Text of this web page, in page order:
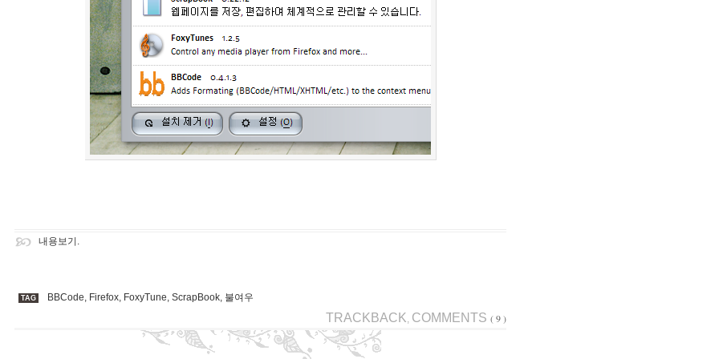
내용보기.
TAG BBCode, Firefox, FoxyTune, ScrapBook, 불여우
TRACKBACK, COMMENTS ( 9 )